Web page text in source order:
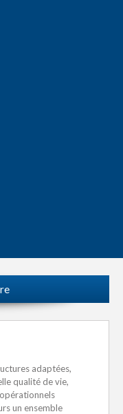
adaptées,
qualité de vie,
un ensemble